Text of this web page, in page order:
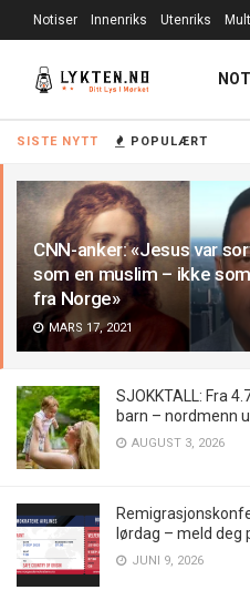
SISTE NYTT POPULÆRT
CNN-anker: «Jesus var
som en muslim – ikke
fra Norge»
MARS 17, 2021
SJOKKTALL: Fra
barn – nordmenn
AUGUST 3, 2026
lørdag – meld deg
JUNI 9, 2026
Notiser Innenriks Utenriks